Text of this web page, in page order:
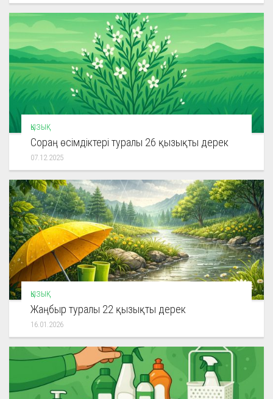
ҚЫЗЫҚ
Сораң өсімдіктері туралы 26 қызықты дерек
07.12.2025
ҚЫЗЫҚ
Жаңбыр туралы 22 қызықты дерек
16.01.2026